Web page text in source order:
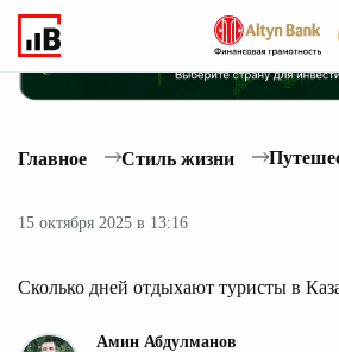
Главное Стиль жизни
15 октября 2025 в 13:16
Сколько дней отдыхают туристы в
Амин Абдулманов